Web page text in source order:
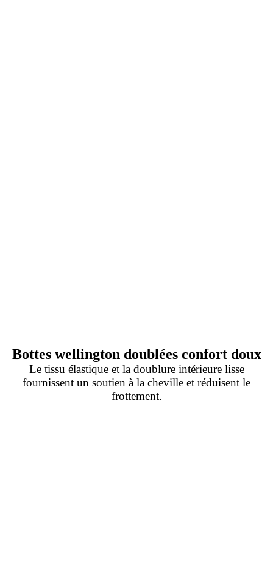
Bottes wellington doublées confort doux
Le tissu élastique et la doublure intérieure lisse
fournissent un soutien à la cheville et réduisent le
frottement.